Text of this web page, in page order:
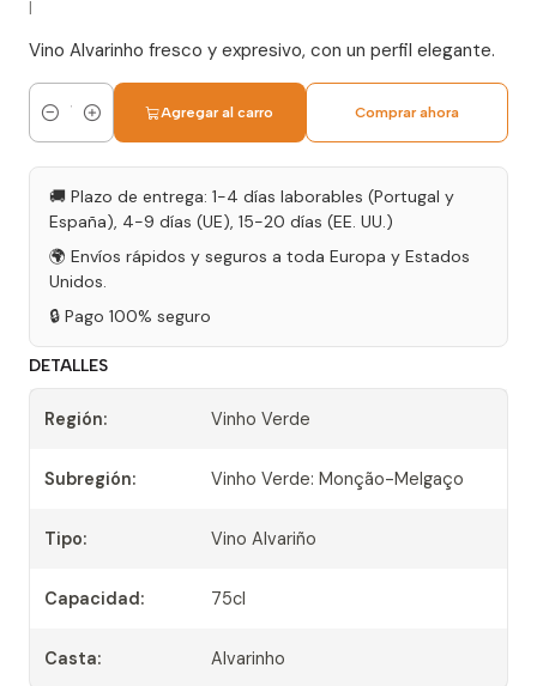
Vino Alvarinho fresco y expresivo, con un perfil elegante.
Cantidad
Agregar al carro Comprar ahora
🚚 Plazo de entrega: 1-4 días laborables (Portugal y
España), 4-9 días (UE), 15-20 días (EE. UU.)
🌍 Envíos rápidos y seguros a toda Europa y Estados
Unidos.
🔒 Pago 100% seguro
DETALLES
Región: Vinho Verde
Subregión: Vinho Verde: Monção-Melgaço
Tipo: Vino Alvariño
Capacidad: 75cl
Casta: Alvarinho